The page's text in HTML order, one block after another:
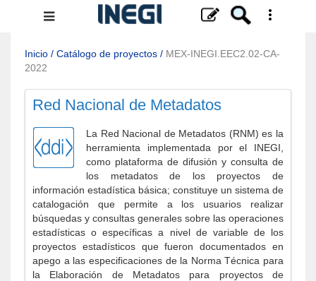
Menú
navegación
Inicio / Catálogo de proyectos / MEX-INEGI.EEC2.02-CA-
2022
Red Nacional de Metadatos
La Red Nacional de Metadatos (RNM) es la
herramienta implementada por el INEGI,
como plataforma de difusión y consulta de
los metadatos de los proyectos de
información estadística básica; constituye un sistema de
catalogación que permite a los usuarios realizar
búsquedas y consultas generales sobre las operaciones
estadísticas o específicas a nivel de variable de los
proyectos estadísticos que fueron documentados en
apego a las especificaciones de la Norma Técnica para
la Elaboración de Metadatos para proyectos de